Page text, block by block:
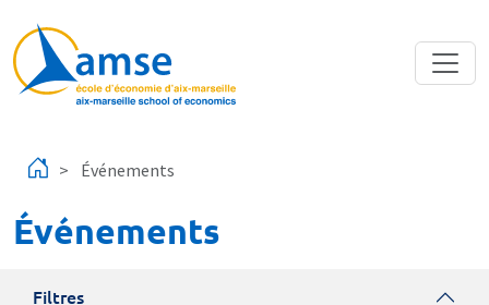
Événements
Événements
Filtres